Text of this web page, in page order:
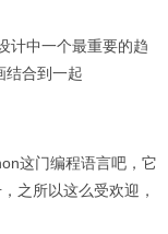
家你是做什么的，从
计中一个最重要的趋
结合到一起
这门编程语言吧，它
之所以这么受欢迎，